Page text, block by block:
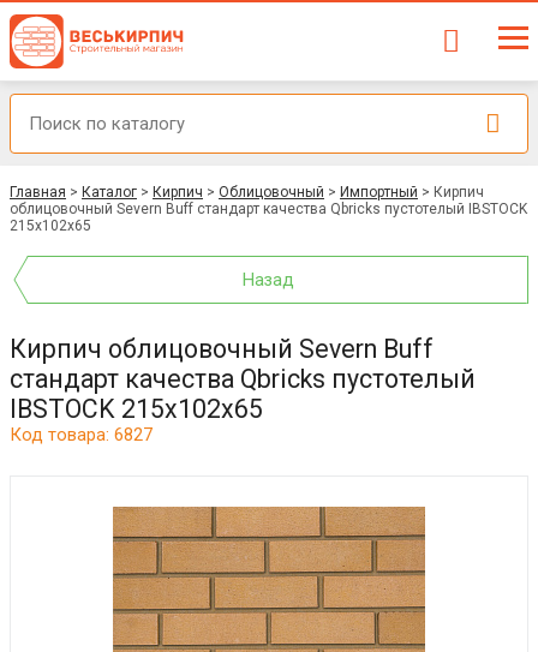
Главная > Каталог > Кирпич > Облицовочный > Импортный > Кирпич
облицовочный Severn Buff стандарт качества Qbricks пустотелый IBSTOCK
215x102x65
Назад
Кирпич облицовочный Severn Buff
стандарт качества Qbricks пустотелый
IBSTOCK 215x102x65
Код товара: 6827